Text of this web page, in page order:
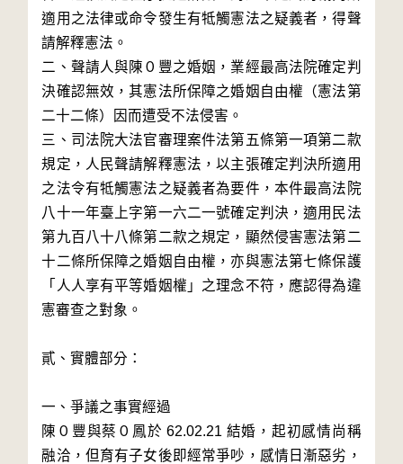
適用之法律或命令發生有牴觸憲法之疑義者，得聲
請解釋憲法。
二、聲請人與陳０豐之婚姻，業經最高法院確定判
決確認無效，其憲法所保障之婚姻自由權（憲法第
二十二條）因而遭受不法侵害。
三、司法院大法官審理案件法第五條第一項第二款
規定，人民聲請解釋憲法，以主張確定判決所適用
之法令有牴觸憲法之疑義者為要件，本件最高法院
八十一年臺上字第一六二一號確定判決，適用民法
第九百八十八條第二款之規定，顯然侵害憲法第二
十二條所保障之婚姻自由權，亦與憲法第七條保護
「人人享有平等婚姻權」之理念不符，應認得為違
憲審查之對象。
貳、實體部分：
一、爭議之事實經過
陳０豐與蔡０鳳於 62.02.21 結婚，起初感情尚稱
融洽，但育有子女後即經常爭吵，感情日漸惡劣，